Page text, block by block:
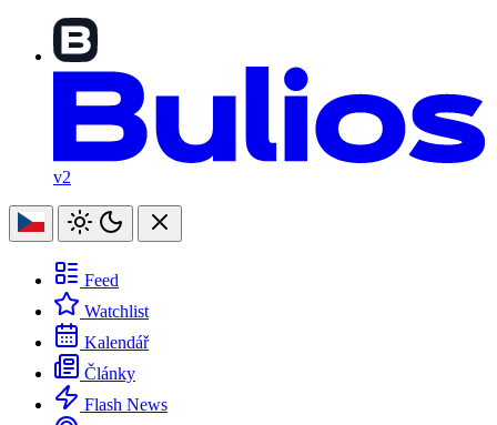
v2
Feed
Watchlist
Kalendář
Články
Flash News